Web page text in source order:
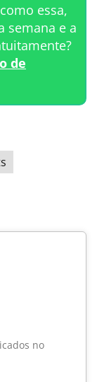
essa,
semana e a
de
no